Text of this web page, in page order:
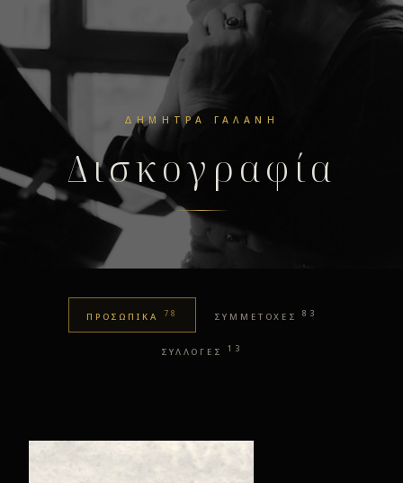
ΔΉΜΗΤΡΑ ΓΑΛΆΝΗ
Δισκογραφία
ΠΡΟΣΩΠΙΚΑ 78 ΣΥΜΜΕΤΟΧΕΣ 83
ΣΥΛΛΟΓΕΣ 13